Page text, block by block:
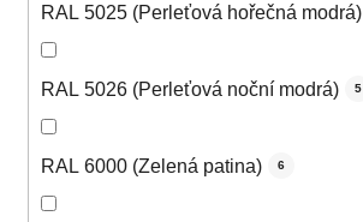
RAL 5025 (Perleťová hořečná modrá)
RAL 5026 (Perleťová noční modrá) 5
RAL 6000 (Zelená patina) 6